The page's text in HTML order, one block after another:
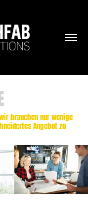
brauchen nur wenige
Angebot zu